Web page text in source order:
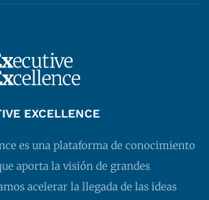
EXCELLENCE
es una plataforma de conocimiento
aporta la visión de grandes
acelerar la llegada de las ideas